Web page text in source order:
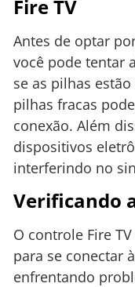
Fire TV
Antes de optar
você pode tentar
se as pilhas
pilhas fracas
conexão. Além
dispositivos
interferindo no
Verificando
O controle Fire
para se conectar
enfrentando